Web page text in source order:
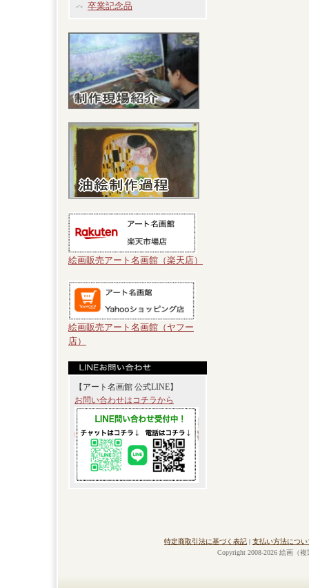
卒業記念品
絵画販売アート名画館（楽天店）
絵画販売アート名画館（ヤフー
店）
【アート名画館 公式LINE】
お問い合わせはコチラから
特定商取引法に基づく表記 | 支払い方法につい
Copyright 2008-2026 絵画（